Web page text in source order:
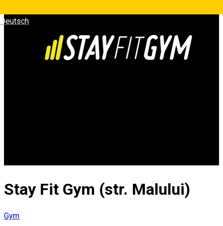
Deutsch
Stay Fit Gym (str. Malului)
Gym